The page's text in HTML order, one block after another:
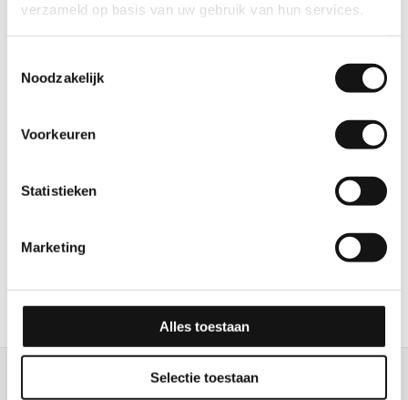
verzameld op basis van uw gebruik van hun services.
Noodzakelijk
Voorkeuren
Statistieken
Marketing
Alles toestaan
Selectie toestaan
verkoudheid.